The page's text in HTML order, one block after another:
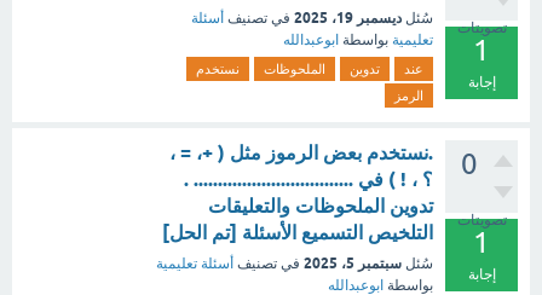
تصويتات
1
إجابة
سُئل ديسمبر 19، 2025 في تصنيف أسئلة
تعليمية بواسطة ابوعبدالله
عند تدوين الملحوظات
نستخدم
الرمز
0
تصويتات
1
إجابة
.نستخدم بعض الرموز مثل ( +، = ،
؟ ، ! ) في ................................. .
تدوين الملحوظات والتعليقات
التلخيص التسميع الأسئلة [تم الحل]
سُئل سبتمبر 5، 2025 في تصنيف أسئلة تعليمية
بواسطة ابوعبدالله